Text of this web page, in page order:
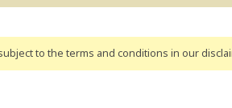
to the terms and conditions in our